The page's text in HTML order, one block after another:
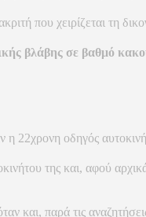
που χειρίζεται τη
βλάβης σε βαθμό
οδηγός
της και, αφού
παρά τις